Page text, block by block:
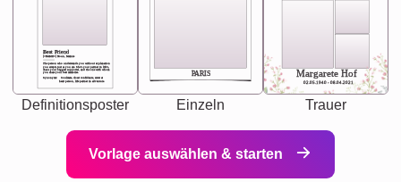
Best Friend
[<NAME>] Noun, feminie
Synonyms: Soulmate, closet confidante, sister at
heart person, life partner in adventure.
The person who understands you without explanation
you accepts just as you are. She's your partner in life's,
chaos your biggest supporter, and the one with whom
you share your best memories.
Definitionsposter
PARIS
Einzeln
Margarete Hof
02.05.1940 - 08.04.2021
Trauer
Vorlage auswählen & starten